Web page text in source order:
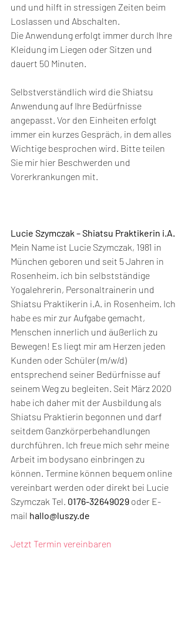
und und hilft in stressigen Zeiten beim
Loslassen und Abschalten.
Die Anwendung erfolgt immer durch Ihre
Kleidung im Liegen oder Sitzen und
dauert 50 Minuten.
Selbstverständlich wird die Shiatsu
Anwendung auf Ihre Bedürfnisse
angepasst. Vor den Einheiten erfolgt
immer ein kurzes Gespräch, in dem alles
Wichtige besprochen wird. Bitte teilen
Sie mir hier Beschwerden und
Vorerkrankungen mit.
Lucie Szymczak – Shiatsu Praktikerin i.A.
Mein Name ist Lucie Szymczak, 1981 in
München geboren und seit 5 Jahren in
Rosenheim. ich bin selbstständige
Yogalehrerin, Personaltrainerin und
Shiatsu Praktikerin i.A. in Rosenheim. Ich
habe es mir zur Aufgabe gemacht,
Menschen innerlich und äußerlich zu
Bewegen! Es liegt mir am Herzen jeden
Kunden oder Schüler (m/w/d)
entsprechend seiner Bedürfnisse auf
seinem Weg zu begleiten. Seit März 2020
habe ich daher mit der Ausbildung als
Shiatsu Praktierin begonnen und darf
seitdem Ganzkörperbehandlungen
durchführen. Ich freue mich sehr meine
Arbeit im bodysano einbringen zu
können. Termine können bequem online
vereinbart werden oder direkt bei Lucie
Szymczak Tel. 0176-32649029 oder E-
mail hallo@luszy.de
Jetzt Termin vereinbaren